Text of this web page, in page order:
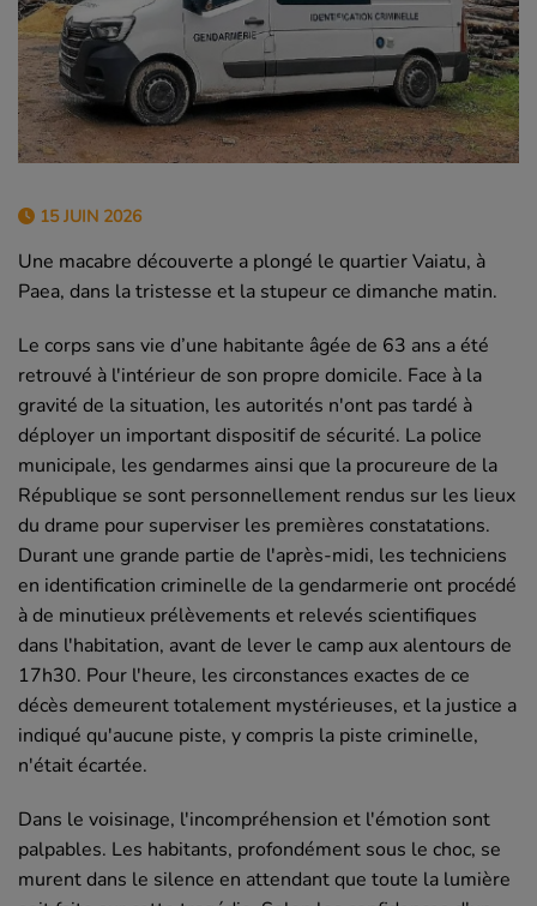
15 JUIN 2026
Une macabre découverte a plongé le quartier Vaiatu, à
Paea, dans la tristesse et la stupeur ce dimanche matin.
Le corps sans vie d’une habitante âgée de 63 ans a été
retrouvé à l'intérieur de son propre domicile. Face à la
gravité de la situation, les autorités n'ont pas tardé à
déployer un important dispositif de sécurité. La police
municipale, les gendarmes ainsi que la procureure de la
République se sont personnellement rendus sur les lieux
du drame pour superviser les premières constatations.
Durant une grande partie de l'après-midi, les techniciens
en identification criminelle de la gendarmerie ont procédé
à de minutieux prélèvements et relevés scientifiques
dans l'habitation, avant de lever le camp aux alentours de
17h30. Pour l'heure, les circonstances exactes de ce
décès demeurent totalement mystérieuses, et la justice a
indiqué qu'aucune piste, y compris la piste criminelle,
n'était écartée.
Dans le voisinage, l'incompréhension et l'émotion sont
palpables. Les habitants, profondément sous le choc, se
murent dans le silence en attendant que toute la lumière